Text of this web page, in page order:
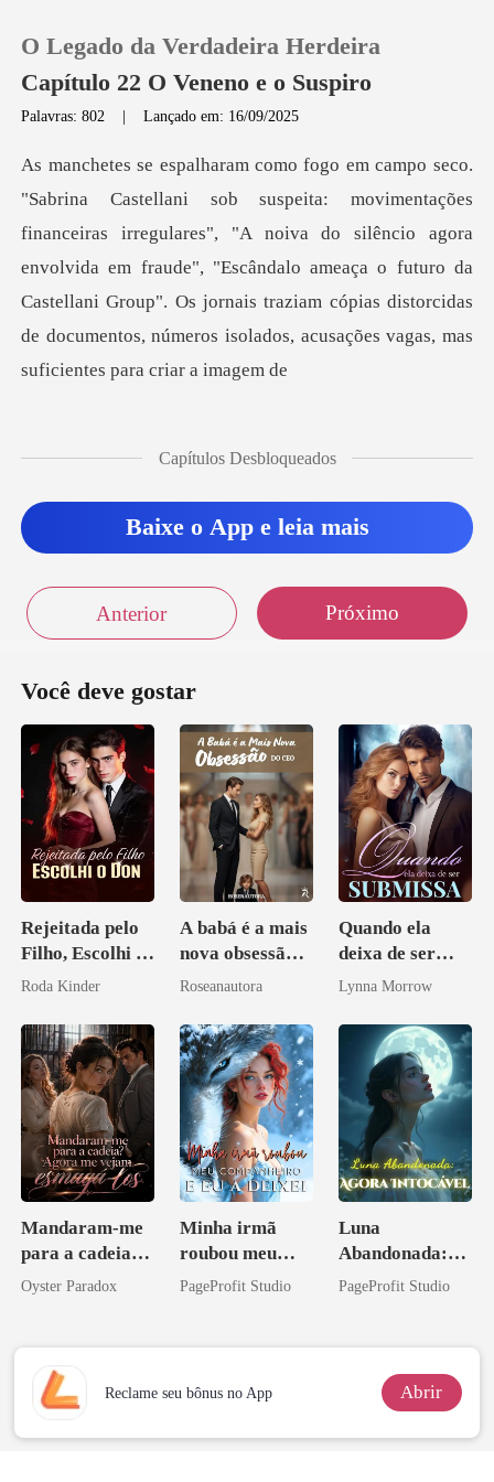
0
Loja
O Legado da Verdadeira Herdeira
Capítulo 22 O Veneno e o Suspiro
Palavras: 802 |Lançado em: 16/09/2025
gulares", "A noiva do silêncio agora
envolvida em fraude", "Escândalo ameaça o futuro da
Castellani Group". Os jorna
Capítulos Desbloqueados
Baixe o App e leia mais
Anterior Próximo
Você deve gostar
Rejeitada pelo
Filho, Escolhi o
Don
Roda Kinder
A babá é a mais
nova obsessão
do CEO
Roseanautora
Quando ela
deixa de ser
submissa
Lynna Morrow
Mandaram-me
para a cadeia?
Agora me
Oyster Paradox
Minha irmã
roubou meu
companheiro e
PageProfit Studio
Luna
Abandonada:
Agora Intocável
PageProfit Studio
Reclame seu bônus no App Abrir